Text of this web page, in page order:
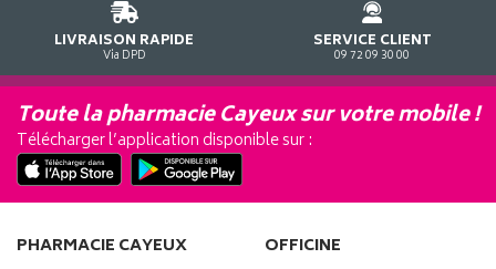
LIVRAISON RAPIDE
Via DPD
SERVICE CLIENT
09 72 09 30 00
Toute la pharmacie Cayeux sur votre mobile !
Télécharger l’application disponible sur :
PHARMACIE CAYEUX OFFICINE